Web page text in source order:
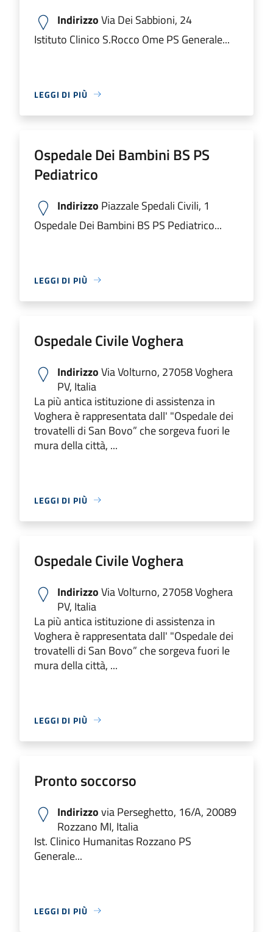
IndirizzoVia Dei Sabbioni, 24
Istituto Clinico S.Rocco Ome PS Generale...
LEGGI DI PIÙ
Ospedale Dei Bambini BS PS
Pediatrico
Indirizzo Piazzale Spedali Civili, 1
Ospedale Dei Bambini BS PS Pediatrico...
LEGGI DI PIÙ
Ospedale Civile Voghera
IndirizzoVia Volturno, 27058 Voghera
PV, Italia
La più antica istituzione di assistenza in
Voghera è rappresentata dall' "Ospedale dei
trovatelli di San Bovo” che sorgeva fuori le
mura della città, ...
LEGGI DI PIÙ
Ospedale Civile Voghera
IndirizzoVia Volturno, 27058 Voghera
PV, Italia
La più antica istituzione di assistenza in
Voghera è rappresentata dall' "Ospedale dei
trovatelli di San Bovo” che sorgeva fuori le
mura della città, ...
LEGGI DI PIÙ
Pronto soccorso
Indirizzovia Perseghetto, 16/A, 20089
Rozzano MI, Italia
Ist. Clinico Humanitas Rozzano PS
Generale...
LEGGI DI PIÙ